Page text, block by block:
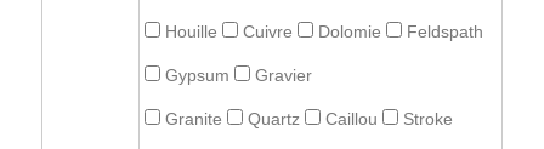
Houille Cuivre Dolomie Feldspath
Gypsum Gravier
Granite Quartz Caillou Stroke